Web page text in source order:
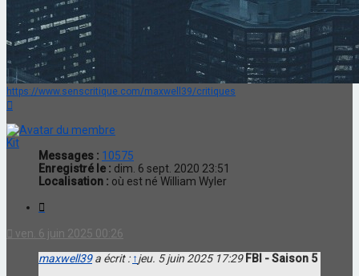
https://www.senscritique.com/maxwell39/critiques
Kit
Messages : 10575
Enregistré le : dim. 6 sept. 2020 23:51
Localisation : où est né William Wyler
ven. 6 juin 2025 00:26
maxwell39a écrit : ↑jeu. 5 juin 2025 17:29 FBI - Saison 5